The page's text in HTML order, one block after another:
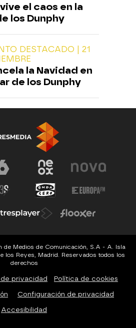
el caos en la
los Dunphy
DESTACADO | 21
la Navidad en
de los Dunphy
Medios de Comunicación, S.A - A. Isla
los Reyes, Madrid. Reservados todos los
derechos
privacidad Política de cookies
Configuración de privacidad
Accesibilidad